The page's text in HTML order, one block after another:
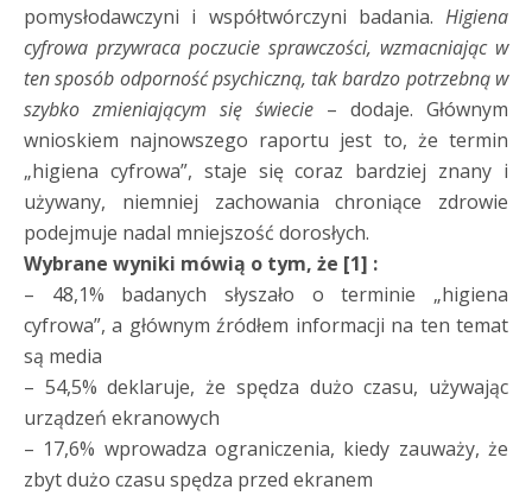
pomysłodawczyni i współtwórczyni badania. Higiena
cyfrowa przywraca poczucie sprawczości, wzmacniając w
ten sposób odporność psychiczną, tak bardzo potrzebną w
szybko zmieniającym się świecie – dodaje. Głównym
wnioskiem najnowszego raportu jest to, że termin
„higiena cyfrowa”, staje się coraz bardziej znany i
używany, niemniej zachowania chroniące zdrowie
podejmuje nadal mniejszość dorosłych.
Wybrane wyniki mówią o tym, że [1] :
– 48,1% badanych słyszało o terminie „higiena
cyfrowa”, a głównym źródłem informacji na ten temat
są media
– 54,5% deklaruje, że spędza dużo czasu, używając
urządzeń ekranowych
– 17,6% wprowadza ograniczenia, kiedy zauważy, że
zbyt dużo czasu spędza przed ekranem